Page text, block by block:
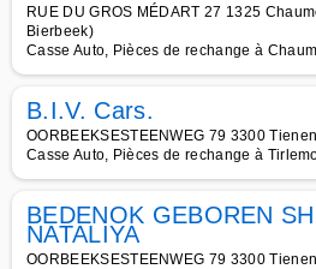
RUE DU GROS MÉDART 27 1325
Bierbeek)
Casse Auto, Pièces de rechange à
B.I.V. Cars.
OORBEEKSESTEENWEG 79 3300
Casse Auto, Pièces de rechange à
BEDENOK GEBOREN
NATALIYA
OORBEEKSESTEENWEG 79 3300